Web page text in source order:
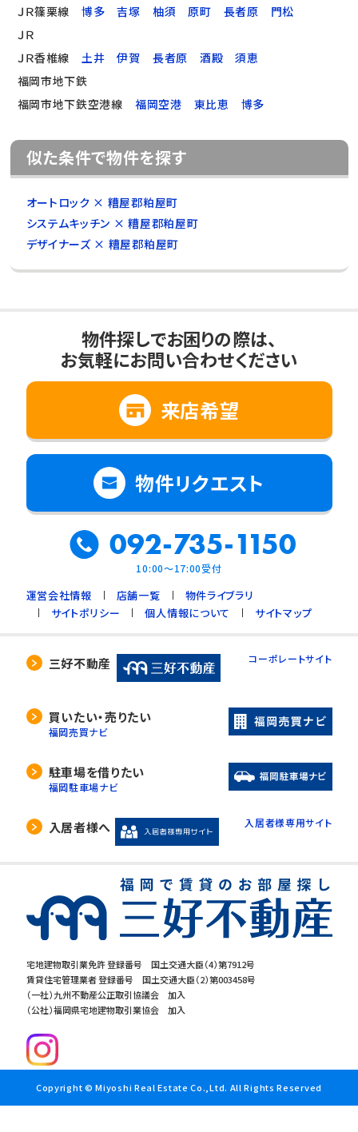
ＪＲ篠栗線
博多 吉塚 柚須 原町 長者原
門松
ＪＲ
ＪＲ香椎線
土井 伊賀 長者原 酒殿
須恵
福岡市地下鉄
福岡市地下鉄空港線
福岡空港 東比恵 博多
似た条件で物件を探す
オートロック × 糟屋郡粕屋町
システムキッチン × 糟屋郡粕屋町
デザイナーズ × 糟屋郡粕屋町
宅地建物取引業免許 登録番号 国土交通大臣（4）第7912号
賃貸住宅管理業者 登録番号 国土交通大臣（2）第003458号
（一社）九州不動産公正取引協議会 加入
（公社）福岡県宅地建物取引業協会 加入
物件探しでお困りの際は、
お気軽にお問い合わせください
来店希望
物件リクエスト
092-735-1150
10:00～17:00受付
運営会社情報 店舗一覧
物件ライブラリ
サイトポリシー
個人情報について サイトマップ
三好不動産 コーポレートサイト
買いたい・売りたい
福岡売買ナビ
駐車場を借りたい
福岡駐車場ナビ
入居者様へ 入居者様専用サイト
Copyright © Miyoshi Real Estate Co.,Ltd. All Rights Reserved